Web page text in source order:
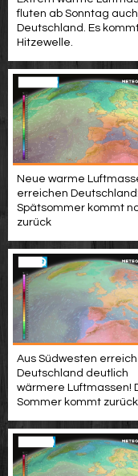
fluten ab Sonntag auch
Deutschland. Es
Hitzewelle.
Neue warme
erreichen
Spätsommer kommt
zurück
Aus Südwesten
Deutschland deutlich
wärmere Luftmassen!
Sommer kommt